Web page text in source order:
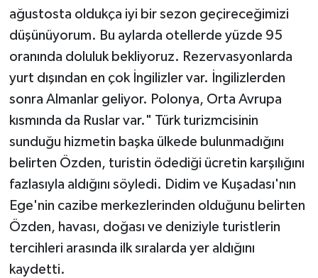
ağustosta oldukça iyi bir sezon geçireceğimizi
düşünüyorum. Bu aylarda otellerde yüzde 95
oranında doluluk bekliyoruz. Rezervasyonlarda
yurt dışından en çok İngilizler var. İngilizlerden
sonra Almanlar geliyor. Polonya, Orta Avrupa
kısmında da Ruslar var." Türk turizmcisinin
sunduğu hizmetin başka ülkede bulunmadığını
belirten Özden, turistin ödediği ücretin karşılığını
fazlasıyla aldığını söyledi. Didim ve Kuşadası'nın
Ege'nin cazibe merkezlerinden olduğunu belirten
Özden, havası, doğası ve deniziyle turistlerin
tercihleri arasında ilk sıralarda yer aldığını
kaydetti.